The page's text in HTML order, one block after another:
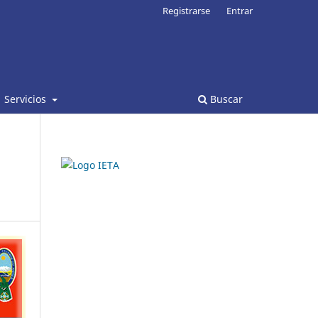
Servicios Buscar
Registrarse Entrar